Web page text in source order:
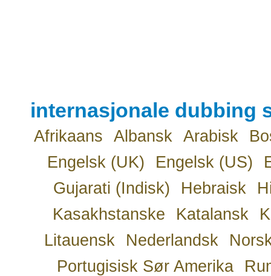
internasjonale dubbing
Afrikaans Albansk Arabisk
Engelsk (UK)
Engelsk (US)
Gujarati (Indisk)
Hebraisk
Kasakhstanske
Katalansk
Litauensk
Nederlandsk
Portugisisk Sør Amerika